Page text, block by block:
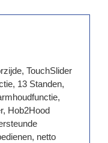
TouchSlider
13 Standen,
Hob2Hood
netto